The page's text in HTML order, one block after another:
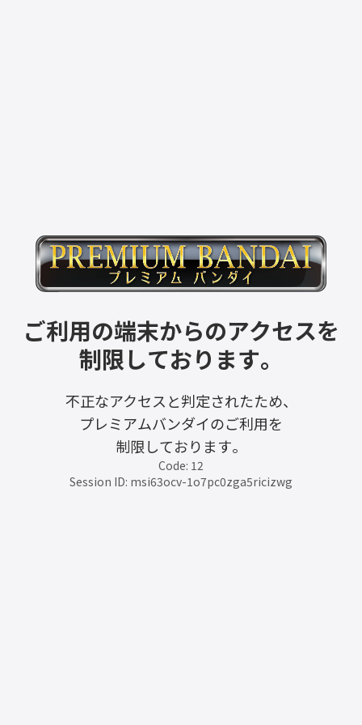
ご利用の端末からのアクセスを
制限しております。
不正なアクセスと判定されたため、
プレミアムバンダイのご利用を
制限しております。
Code: 12
Session ID: msi63ocv-1o7pc0zga5ricizwg